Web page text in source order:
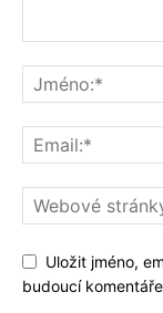
Uložit jméno,
budoucí komentáře